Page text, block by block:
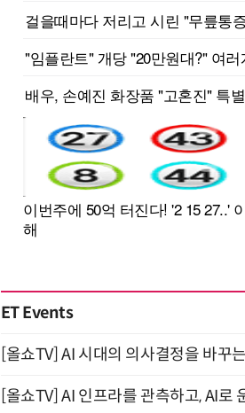
ET Events
[올쇼TV] AI 시대의 의사결정을 바
[올쇼TV] AI 인프라를 관측하고, AI